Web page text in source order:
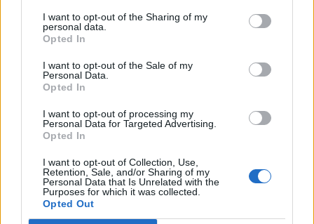
I want to opt-out of the Sharing of my
personal data.
Opted In
I want to opt-out of the Sale of my
Personal Data.
Opted In
I want to opt-out of processing my
Personal Data for Targeted Advertising.
Opted In
I want to opt-out of Collection, Use,
Retention, Sale, and/or Sharing of my
Personal Data that Is Unrelated with the
Purposes for which it was collected.
Opted Out
un fundal de vehicule de luptă. Aceștia măturau praful din
jurul lor, în timp ce în apropiere aterizau obuze.
furnizeze rapoarte fotografice pentru a le permite să
raporteze superiorilor săi că «nu a fost distrus doar un
tanc, ci trei! Nu – cinci!». Nu este de mirare că o astfel de
raportare falsă a avut consecințe nefaste pentru el și
pentru oamenii săi.
Frolkin spune: «El raportase că pădurea a fost cucerită,
iar apoi a sosit ministrul adjunct al Apărării. Și s-a dovedit
că pădurea nu fusese cucerită deloc». Comandantul a
fost rănit când ucrainenii au atacat și a trebuit să fie